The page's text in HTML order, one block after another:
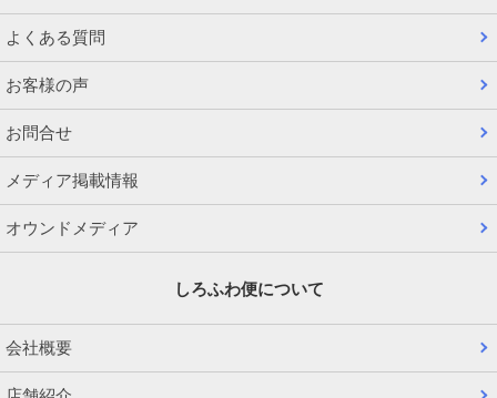
よくある質問
お客様の声
お問合せ
メディア掲載情報
オウンドメディア
しろふわ便について
会社概要